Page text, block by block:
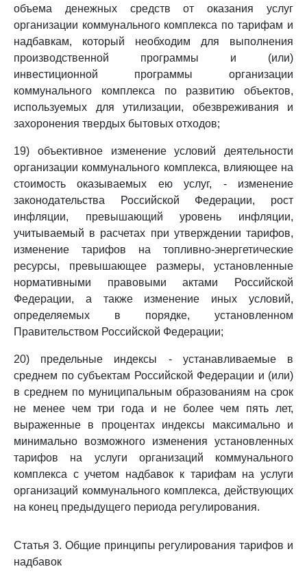
объема денежных средств от оказания услуг
организации коммунального комплекса по тарифам и
надбавкам, который необходим для выполнения
производственной программы и (или)
инвестиционной программы организации
коммунального комплекса по развитию объектов,
используемых для утилизации, обезвреживания и
захоронения твердых бытовых отходов;
19) объективное изменение условий деятельности
организации коммунального комплекса, влияющее на
стоимость оказываемых ею услуг, - изменение
законодательства Российской Федерации, рост
инфляции, превышающий уровень инфляции,
учитываемый в расчетах при утверждении тарифов,
изменение тарифов на топливно-энергетические
ресурсы, превышающее размеры, установленные
нормативными правовыми актами Российской
Федерации, а также изменение иных условий,
определяемых в порядке, установленном
Правительством Российской Федерации;
20) предельные индексы - устанавливаемые в
среднем по субъектам Российской Федерации и (или)
в среднем по муниципальным образованиям на срок
не менее чем три года и не более чем пять лет,
выраженные в процентах индексы максимально и
минимально возможного изменения установленных
тарифов на услуги организаций коммунального
комплекса с учетом надбавок к тарифам на услуги
организаций коммунального комплекса, действующих
на конец предыдущего периода регулирования.
Статья 3. Общие принципы регулирования тарифов и
надбавок